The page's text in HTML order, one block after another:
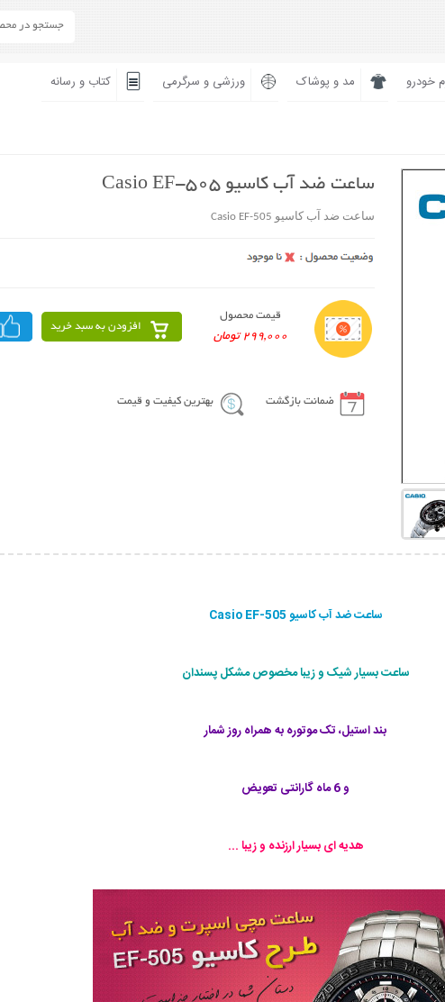
خودرو مد و پوشاک ورزشی و سرگرمی کتاب و رسانه
ساعت ضد آب کاسیو Casio EF-505
ساعت ضد آب کاسیو Casio EF-505
قیمت محصول
299,000 تومان
افزودن به سبد خرید
ضمانت بازگشت بهترین کیفیت و قیمت
ساعت ضد آب کاسیو Casio EF-505
ساعت بسیار شیک و زیبا مخصوص مشکل پسندان
بند استیل، تک موتوره به همراه روز شمار
و 6 ماه گارانتی تعویض
هدیه ای بسیار ارزنده و زیبا ...